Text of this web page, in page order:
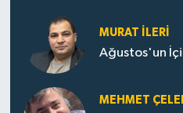
MURAT İLERI
Ağustos'un
MEHMET